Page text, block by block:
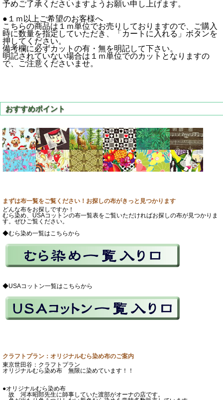
予めご了承くださいますようお願い申し上げます。
●１ｍ以上ご希望のお客様へ
こちらの商品は１ｍ単位でお売りしておりますので、ご購入
時に数量を指定していただき、「カートに入れる」ボタンを
押してください。
備考欄に必ずカットの有・無を明記して下さい。
明記されていない場合は１ｍ単位でのカットとなりますの
で、ご注意くださいませ。
まずは布一覧をご覧ください！お探しの布がきっと見つかります
どんな布をお探しですか！
むら染め、USAコットンの布一覧表をご覧いただければお探しの布が見つかりま
す。ぜひご覧ください。
◆むら染め一覧はこちらから
◆USAコットン一覧はこちらから
クラフトプラン：オリジナルむら染め布のご案内
東京世田谷：クラフトプラン
オリジナルむら染め布 無限に染めています！！
●オリジナルむら染め布
故 河本昭郎先生に師事していた渡部がオーナの店です。